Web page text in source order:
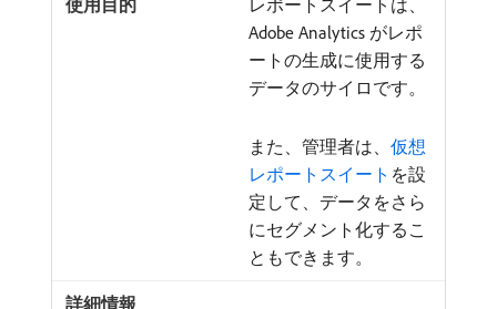
レポートスイートは、
Adobe Analytics がレポ
ートの生成に使用する
データのサイロです。
また、管理者は、 仮想
レポートスイート を設
定して、データをさら
にセグメント化するこ
ともできます。